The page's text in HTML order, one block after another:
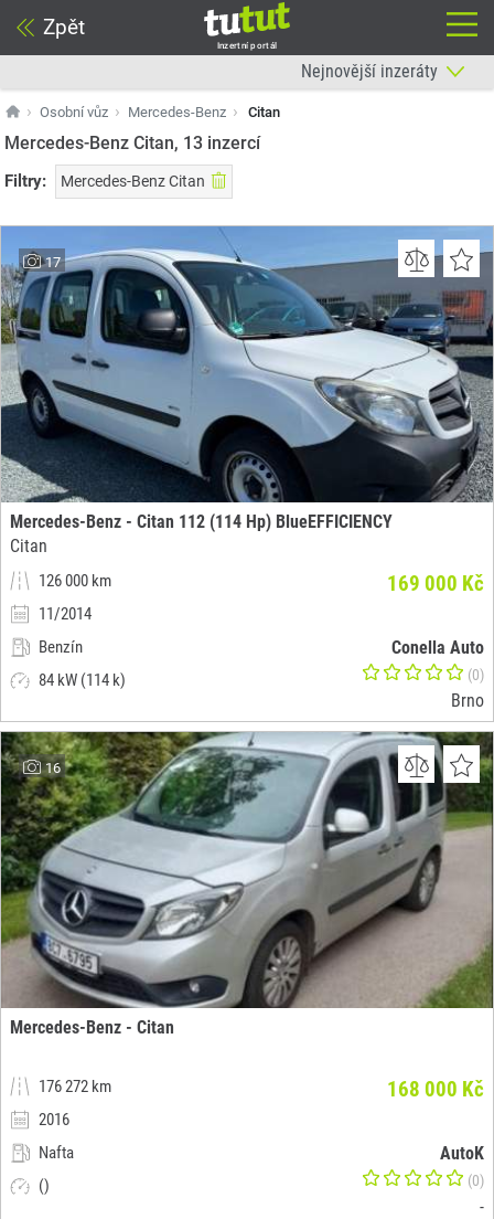
Zpět
Inzertní portál
Osobní vůz Mercedes-Benz Citan
Mercedes-Benz Citan, 13 inzercí
Filtry: Mercedes-Benz Citan
17
Mercedes-Benz - Citan 112 (114 Hp) BlueEFFICIENCY
Citan
126 000 km
11/2014
Benzín
84 kW (114 k)
169 000 Kč
Conella Auto
(0)
Brno
16
Mercedes-Benz - Citan
176 272 km
2016
Nafta
()
168 000 Kč
AutoK
(0)
-